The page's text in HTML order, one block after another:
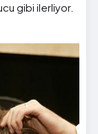
gibi ilerliyor.